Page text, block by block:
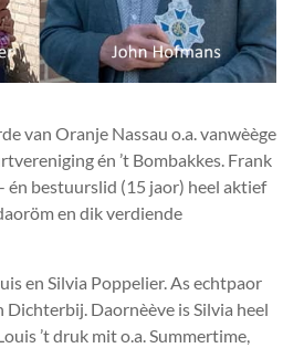
van Oranje Nassau o.a. vanwèège
én ’t Bombakkes. Frank
én bestuurslid (15 jaor) heel aktief
en dik verdiende
en Silvia Poppelier. As echtpaor
Daornèève is Silvia heel
’t druk mit o.a. Summertime,